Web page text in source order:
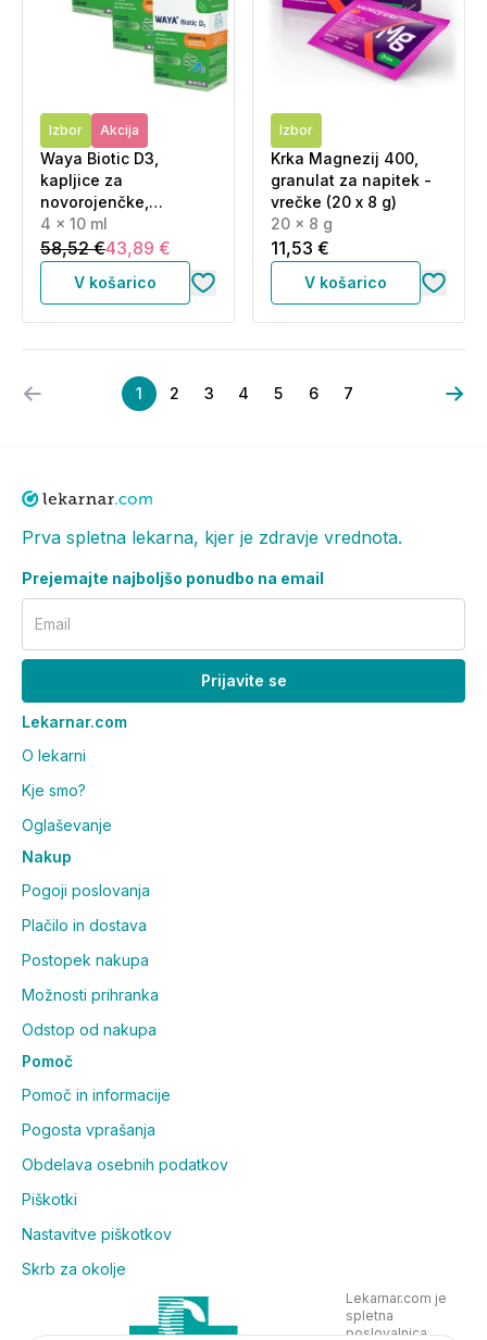
Izbor Akcija
Waya Biotic D3,
kapljice za
novorojenčke,
dojenčke in otroke -
paket (4 x 10 ml)
4 x 10 ml
58,52 €43,89 €
V košarico
Izbor
Krka Magnezij 400,
granulat za napitek -
vrečke (20 x 8 g)
20 x 8 g
11,53 €
V košarico
1 2 3 4 5 6 7
Prva spletna lekarna, kjer je zdravje vrednota.
Prejemajte najboljšo ponudbo na email
Email
Prijavite se
Lekarnar.com
O lekarni
Kje smo?
Oglaševanje
Nakup
Pogoji poslovanja
Plačilo in dostava
Postopek nakupa
Možnosti prihranka
Odstop od nakupa
Pomoč
Pomoč in informacije
Pogosta vprašanja
Obdelava osebnih podatkov
Piškotki
Nastavitve piškotkov
Skrb za okolje
Lekarnar.com je
spletna
poslovalnica